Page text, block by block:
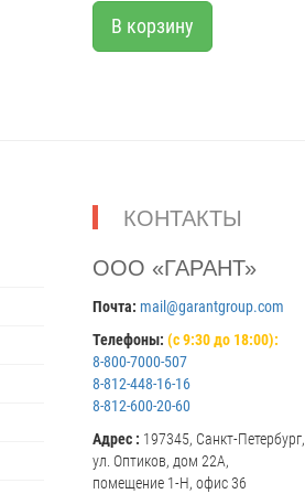
В корзину
КОНТАКТЫ
ООО «ГАРАНТ»
Почта: mail@garantgroup.com
Телефоны: (с 9:30 до 18:00):
8-800-7000-507
8-812-448-16-16
8-812-600-20-60
Адрес : 197345, Санкт-Петербург,
ул. Оптиков, дом 22А,
помещение 1-Н, офис 36